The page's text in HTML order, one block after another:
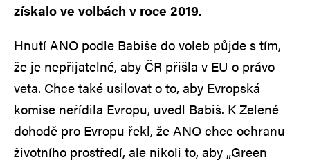
získalo ve volbách v roce 2019.
Hnutí ANO podle Babiše do voleb půjde s tím,
že je nepřijatelné, aby ČR přišla v EU o právo
veta. Chce také usilovat o to, aby Evropská
komise neřídila Evropu, uvedl Babiš. K Zelené
dohodě pro Evropu řekl, že ANO chce ochranu
životního prostředí, ale nikoli to, aby „Green